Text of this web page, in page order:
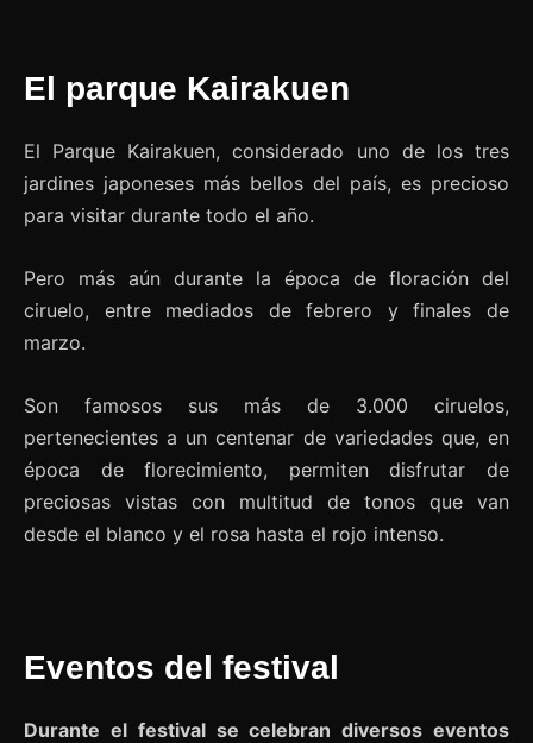
El parque Kairakuen
El Parque Kairakuen, considerado uno de los tres
jardines japoneses más bellos del país, es precioso
para visitar durante todo el año.
Pero más aún durante la época de floración del
ciruelo, entre mediados de febrero y finales de
marzo.
Son famosos sus más de 3.000 ciruelos,
pertenecientes a un centenar de variedades que, en
época de florecimiento, permiten disfrutar de
preciosas vistas con multitud de tonos que van
desde el blanco y el rosa hasta el rojo intenso.
Eventos del festival
Durante el festival se celebran diversos eventos